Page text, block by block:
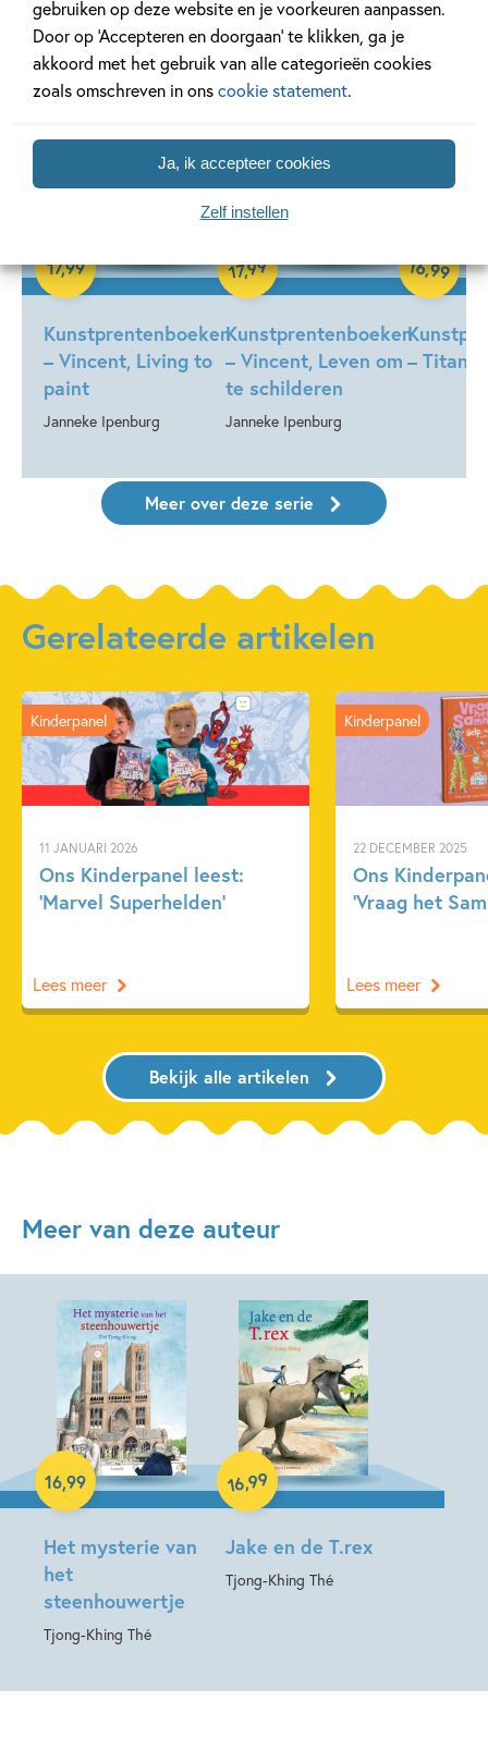
gebruiken op deze website en je voorkeuren aanpassen.
Door op ‘Accepteren en doorgaan’ te klikken, ga je
akkoord met het gebruik van alle categorieën cookies
zoals omschreven in onscookie statement.
Ja, ik accepteer cookies
Zelf instellen
'Kunstprentenboeken'
Kunstprentenboeken
– Vincent, Living to
paint
Janneke Ipenburg
17,99
Hardcover
Kunstprentenboeken
– Vincent, Leven om
te schilderen
Janneke Ipenburg
17,99
Hardcover
– Titanic
16,99
Meer over deze serie
Gerelateerde artikelen
11 JANUARI 2026
Ons Kinderpanel leest:
‘Marvel Superhelden’
Kinderpanel
Lees meer
22 DECEMBER 2025
Ons
‘Vraag het
Kinderpanel
Lees meer
Bekijk alle artikelen
Meer van deze auteur
Het mysterie van
het
steenhouwertje
Tjong-Khing Thé
16,99
Hardcover
Jake en de T.rex
Tjong-Khing Thé
16,99
Hardcover